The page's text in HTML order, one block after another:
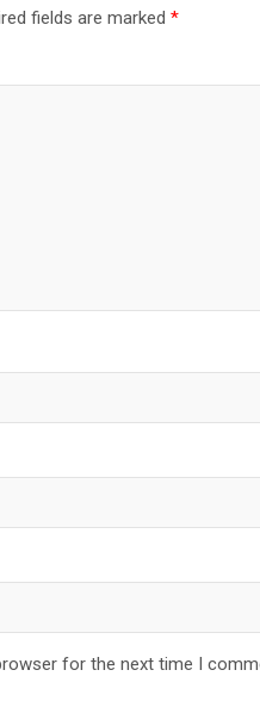
fields are marked *
for the next time I